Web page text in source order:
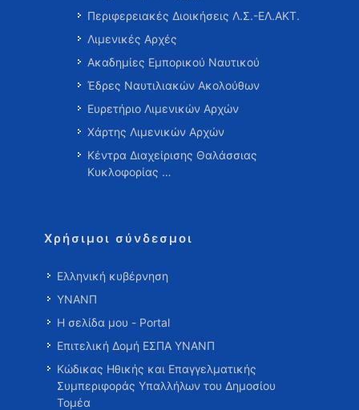
Περιφερειακές Διοικήσεις Λ.Σ.-ΕΛ.ΑΚΤ.
Λιμενικές Αρχές
Ακαδημίες Εμπορικού Ναυτικού
Έδρες Ναυτιλιακών Ακολούθων
Ευρετήριο Λιμενικών Αρχών
Χάρτης Λιμενικών Αρχών
Κέντρα Διαχείρισης Θαλάσσιας
Κυκλοφορίας …
Χρήσιμοι σύνδεσμοι
Ελληνική κυβέρνηση
ΥΝΑΝΠ
Η σελίδα μου - Portal
Επιτελική Δομή ΕΣΠΑ ΥΝΑΝΠ
Κώδικας Ηθικής και Επαγγελματικής
Συμπεριφοράς Υπαλλήλων του Δημοσίου
Τομέα